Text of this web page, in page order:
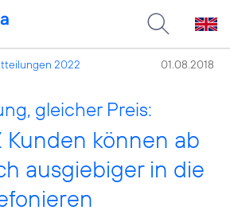
2022 01.08.2018
gleicher Preis:
Kunden können ab
ausgiebiger in die